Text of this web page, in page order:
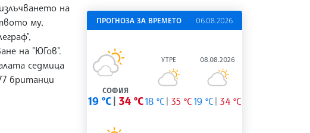
на
му,
на "ЮГов".
седмица
британци
ПРОГНОЗА ЗА ВРЕМЕТО 06.08.2026
СОФИЯ
19 °C 34 °C
УТРЕ
18 °C 35 °C
08.08.2026
19 °C 34 °C